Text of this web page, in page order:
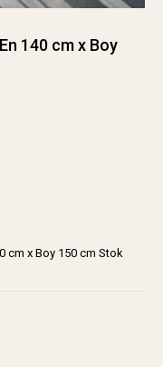
140 cm x Boy
cm x Boy 150 cm Stok